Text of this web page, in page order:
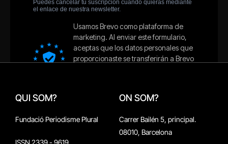
QUI SOM?
Fundació Periodisme Plural
ON SOM?
Carrer Bailén 5, principal.
08010, Barcelona